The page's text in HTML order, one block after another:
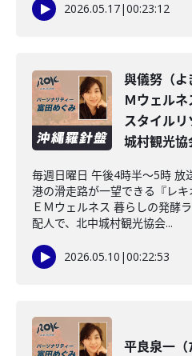
2026.05.17|00:23:12
與儀努（よ
Ｍウェル
スタイル
城村観光協
毎週日曜日 午後4時半～5時 放
港の滑走路が一望できる『レキ
ＥＭウェルネス 暮らしの発酵
配人で、北中城村観光協会...
2026.05.10 |00:22:53
平良泉一（